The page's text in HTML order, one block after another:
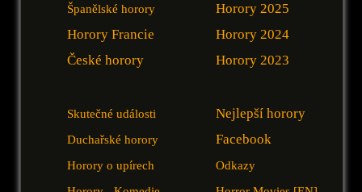
Španělské horory
Horory Francie
České horory
Horory 2025
Horory 2024
Horory 2023
Skutečné události
Duchařské horory
Horory o upírech
Nejlepší horory
Facebook
Odkazy